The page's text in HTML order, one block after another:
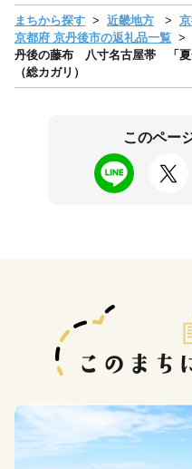
まちから探す 近畿地方
京都府 京丹後市の返礼品一覧
丹後の藤布 八寸名古屋帯 「夏
（総カガリ）
このペー